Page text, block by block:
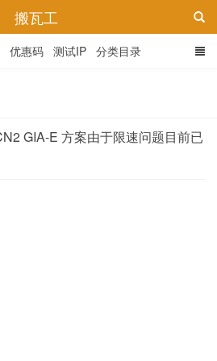
搬瓦工
优惠码 测试IP 分类目录
GIA-E 方案由于限速问题目前已